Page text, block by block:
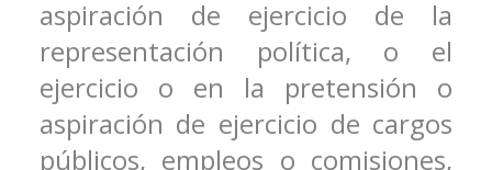
aspiración de ejercicio de la
representación política, o el
ejercicio o en la pretensión o
aspiración de ejercicio de cargos
públicos, empleos o comisiones,